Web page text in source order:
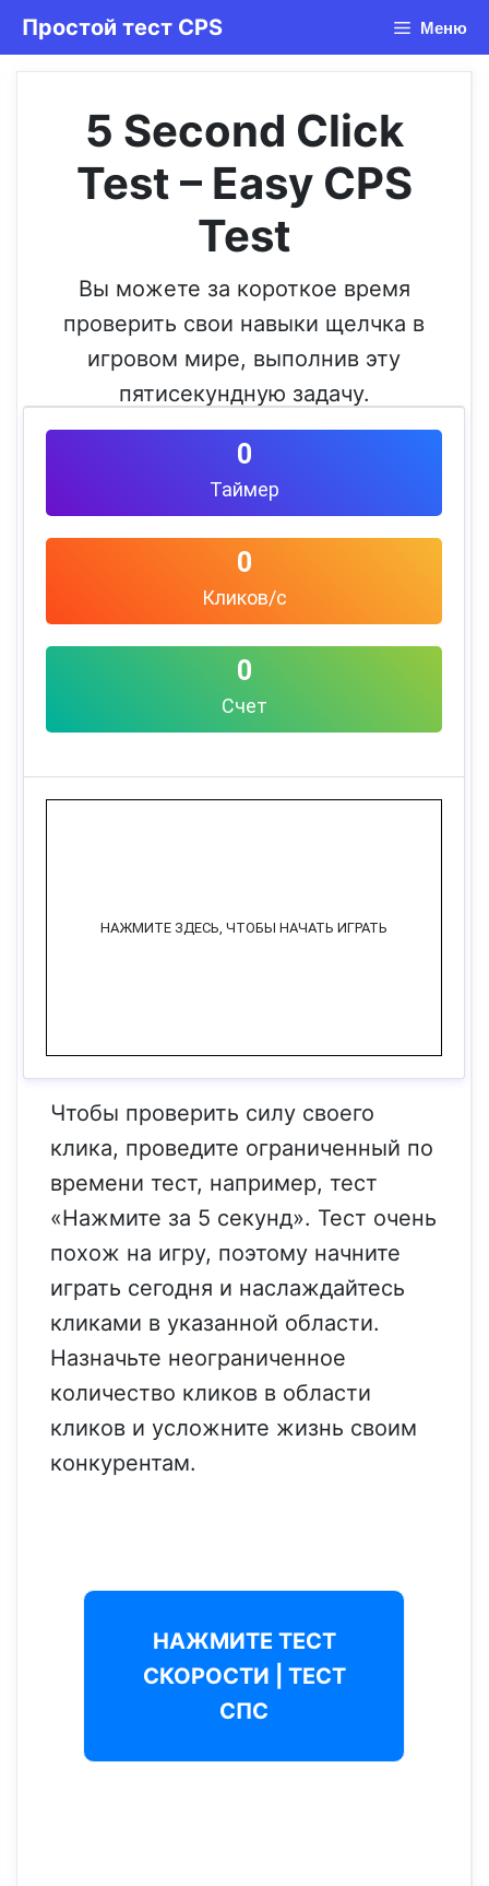
Перейти
к
Простой тест CPS Меню
5 Second Click
Test – Easy CPS
Test
Вы можете за короткое время
проверить свои навыки щелчка в
игровом мире, выполнив эту
пятисекундную задачу.
0
Таймер
0
Кликов/с
0
Счет
НАЖМИТЕ ЗДЕСЬ, ЧТОБЫ НАЧАТЬ ИГРАТЬ
Чтобы проверить силу своего
клика, проведите ограниченный по
времени тест, например, тест
«Нажмите за 5 секунд». Тест очень
похож на игру, поэтому начните
играть сегодня и наслаждайтесь
кликами в указанной области.
Назначьте неограниченное
количество кликов в области
кликов и усложните жизнь своим
конкурентам.
НАЖМИТЕ ТЕСТ
СКОРОСТИ | ТЕСТ
СПС